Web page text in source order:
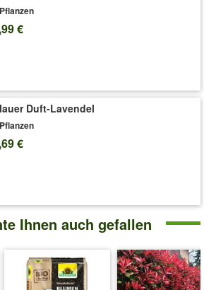
€
Duft-Lavendel
€
Ihnen auch gefallen